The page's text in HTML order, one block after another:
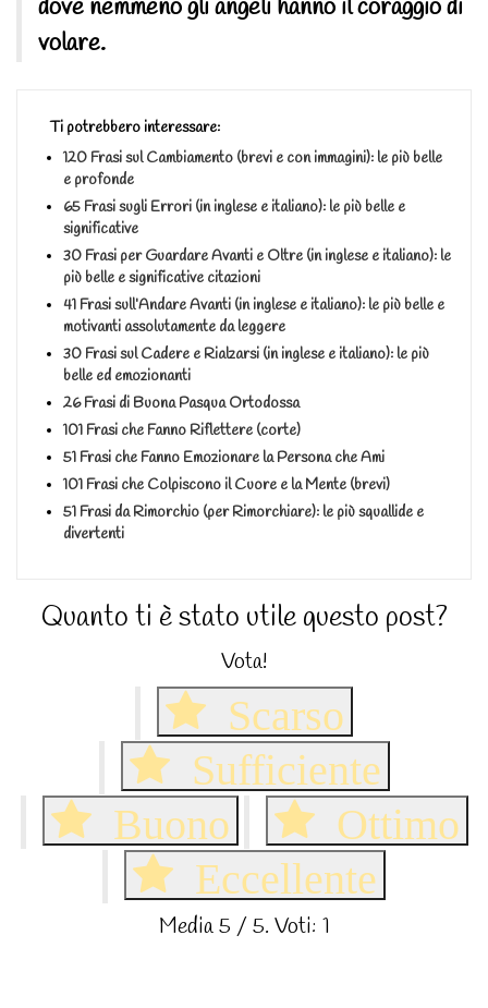
dove nemmeno gli angeli hanno il coraggio di
volare.
Ti potrebbero interessare:
120 Frasi sul Cambiamento (brevi e con immagini): le più belle
e profonde
65 Frasi sugli Errori (in inglese e italiano): le più belle e
significative
30 Frasi per Guardare Avanti e Oltre (in inglese e italiano): le
più belle e significative citazioni
41 Frasi sull’Andare Avanti (in inglese e italiano): le più belle e
motivanti assolutamente da leggere
30 Frasi sul Cadere e Rialzarsi (in inglese e italiano): le più
belle ed emozionanti
26 Frasi di Buona Pasqua Ortodossa
101 Frasi che Fanno Riflettere (corte)
51 Frasi che Fanno Emozionare la Persona che Ami
101 Frasi che Colpiscono il Cuore e la Mente (brevi)
51 Frasi da Rimorchio (per Rimorchiare): le più squallide e
divertenti
Quanto ti è stato utile questo post?
Vota!
Scarso
Sufficiente
Buono
Ottimo
Eccellente
Media5 / 5. Voti: 1